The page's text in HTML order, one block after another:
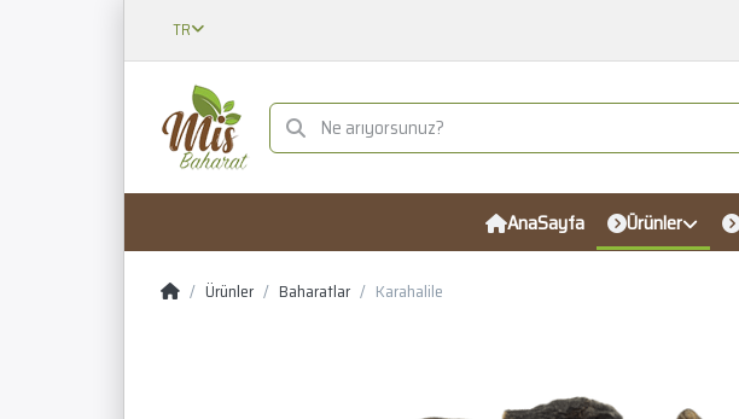
TR
AnaSayfa Ürünler
Ürünler Baharatlar Karahalile